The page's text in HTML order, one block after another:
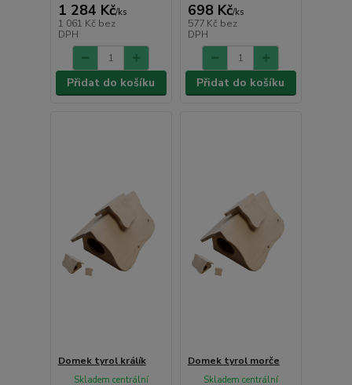
1 284 Kč/ks
1 061 Kč bez
DPH
Přidat do košíku
698 Kč/ks
577 Kč bez
DPH
Přidat do košíku
Domek tyrol králík
Skladem centrální
Domek tyrol morče
Skladem centrální